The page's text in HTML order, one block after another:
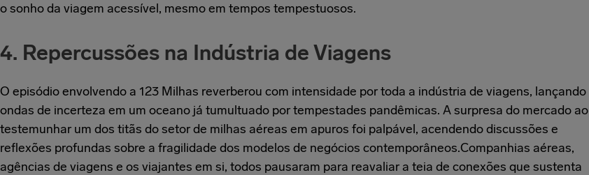
o sonho da viagem acessível, mesmo em tempos tempestuosos.
4. Repercussões na Indústria de Viagens
O episódio envolvendo a 123 Milhas reverberou com intensidade por toda a indústria de viagens, lançando
ondas de incerteza em um oceano já tumultuado por tempestades pandêmicas. A surpresa do mercado ao
testemunhar um dos titãs do setor de milhas aéreas em apuros foi palpável, acendendo discussões e
reflexões profundas sobre a fragilidade dos modelos de negócios contemporâneos.Companhias aéreas,
agências de viagens e os viajantes em si, todos pausaram para reavaliar a teia de conexões que sustenta